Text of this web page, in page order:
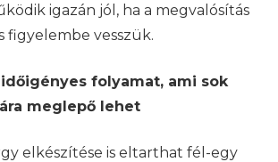
igazán jól, ha a megvalósítás
figyelembe vesszük.
folyamat, ami sok
meglepő lehet
elkészítése is eltarthat fél-egy